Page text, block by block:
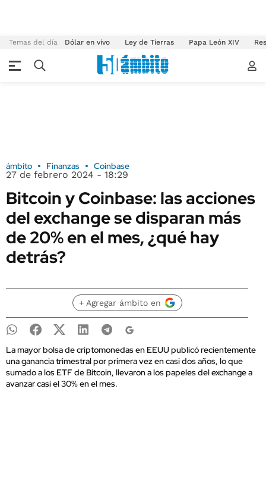
Temas del día Dólar en vivo Ley de Tierras Papa León XIV
ámbito Finanzas Coinbase
27 de febrero 2024 - 18:29
Bitcoin y Coinbase: las acciones
del exchange se disparan más
de 20% en el mes, ¿qué hay
detrás?
+ Agregar ámbito en
La mayor bolsa de criptomonedas en EEUU publicó recientemente
una ganancia trimestral por primera vez en casi dos años, lo que
sumado a los ETF de Bitcoin, llevaron a los papeles del exchange a
avanzar casi el 30% en el mes.